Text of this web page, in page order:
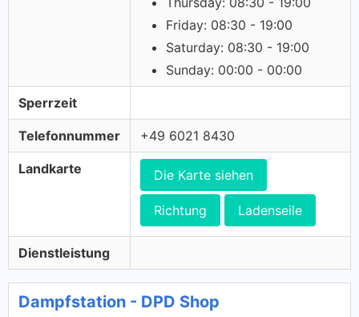
Friday: 08:30 - 19:00
Saturday: 08:30 - 19:00
Sunday: 00:00 - 00:00
Sperrzeit
Telefonnummer +49 6021 8430
Landkarte Die Karte siehen
Richtung Ladenseile
Dienstleistung
Dampfstation - DPD Shop